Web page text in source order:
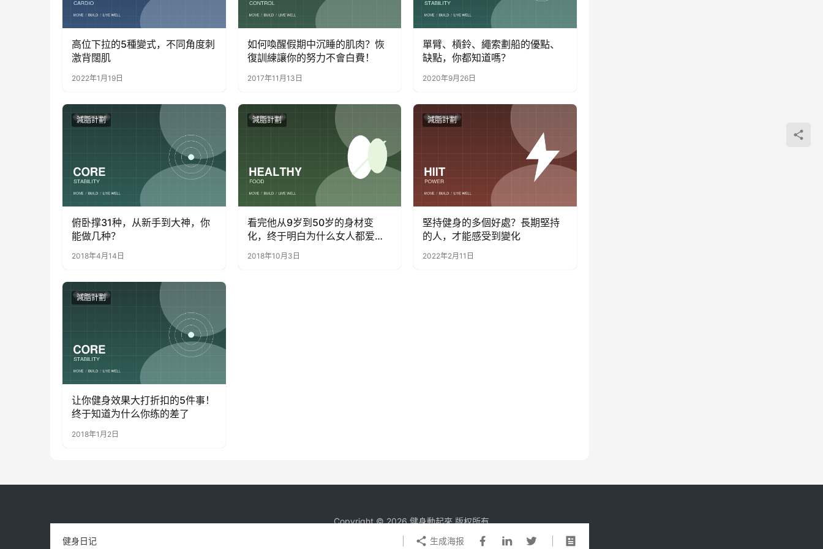
健身日记 生成海报
高位下拉的5種變式，不同角度刺
激背闊肌
2022年1月19日
如何喚醒假期中沉睡​​的肌肉？恢
復訓練讓你的努力不會白費！
2017年11月13日
單臂、槓鈴、繩索劃船的優點、
缺點，你都知道嗎？
2020年9月26日
減脂計劃
俯卧撑31种，从新手到大神，你
能做几种？
2018年4月14日
減脂計劃
看完他从9岁到50岁的身材变
化，终于明白为什么女人都爱
他！
2018年10月3日
減脂計劃
堅持健身的多個好處？長期堅持
的人，才能感受到變化
2022年2月11日
減脂計劃
让你健身效果大打折扣的5件事！
终于知道为什么你练的差了
2018年1月2日
Copyright © 2026 健身動起來 版权所有